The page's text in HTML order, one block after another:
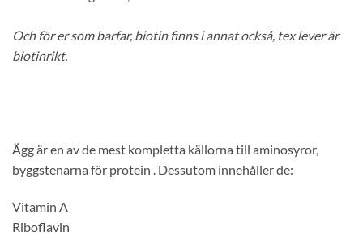
Och för er som barfar, biotin finns i annat också, tex lever är
biotinrikt.
Ägg är en av de mest kompletta källorna till aminosyror,
byggstenarna för protein . Dessutom innehåller de:
Vitamin A
Riboflavin